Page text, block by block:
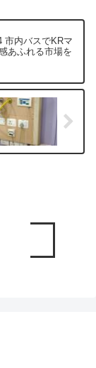
市内バスでKRマ
あふれる市場を